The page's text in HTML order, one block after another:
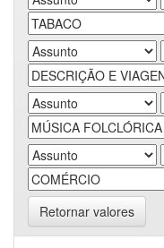
Retornar valores